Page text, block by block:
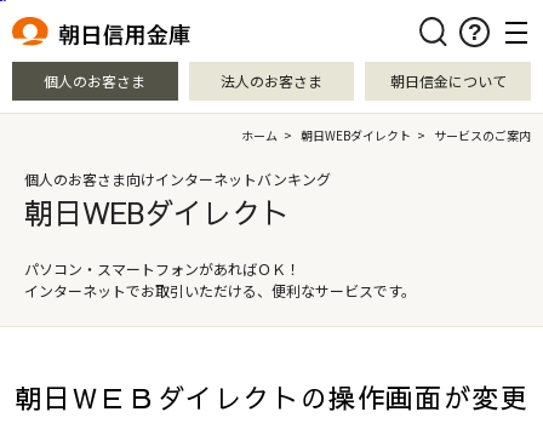
検索
個人のお客さま 法人のお客さま 朝日信金について
ホーム > 朝日WEBダイレクト > サービスのご案内
個人のお客さま向けインターネットバンキング
朝日WEBダイレクト
パソコン・スマートフォンがあればＯＫ！
インターネットでお取引いただける、 便利なサービスです。
朝日ＷＥＢダイレクトの操作画面が変更